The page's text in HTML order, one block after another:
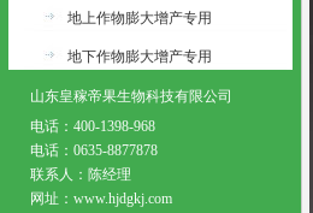
地上作物膨大增产专用
地下作物膨大增产专用
山东皇稼帝果生物科技有限公司
电话：400-1398-968
电话：0635-8877878
联系人：陈经理
网址：www.hjdgkj.com